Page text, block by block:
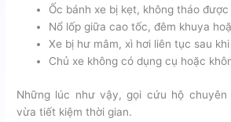
Ốc bánh xe bị kẹt, không tháo được
Nổ lốp giữa cao tốc, đêm khuya
Xe bị hư mâm, xì hơi liên tục sau
Chủ xe không có dụng cụ hoặc
Những lúc như vậy, gọi cứu hộ chuyên
vừa tiết kiệm thời gian.